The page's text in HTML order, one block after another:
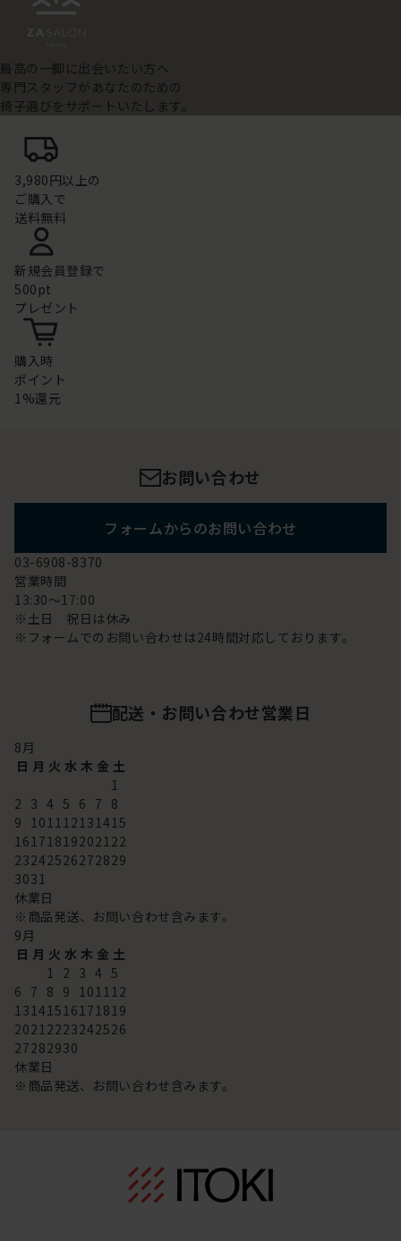
最高の一脚に出会いたい方へ
専門スタッフがあなたのための
椅子選びをサポートいたします。
3,980円以上の
ご購入で
送料無料
新規会員登録で
500pt
プレゼント
購入時
ポイント
1%還元
お問い合わせ
フォームからのお問い合わせ
03-6908-8370
営業時間
13:30～17:00
※土日 祝日は休み
※フォームでのお問い合わせは24時間対応しております。
配送・お問い合わせ営業日
8月
日 月 火 水 木 金 土
1
2 3 4 5 6 7 8
9 101112131415
16171819202122
23242526272829
3031
休業日
※商品発送、お問い合わせ含みます。
9月
日 月 火 水 木 金 土
1 2 3 4 5
6 7 8 9 101112
13141516171819
20212223242526
27282930
休業日
※商品発送、お問い合わせ含みます。